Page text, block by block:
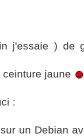
j'essaie ) de
jaune
:
un Debian